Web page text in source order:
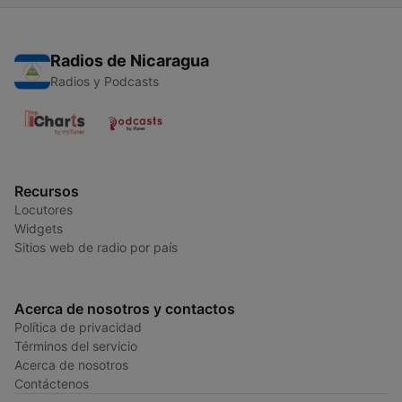
Radios de Nicaragua
Radios y Podcasts
Recursos
Locutores
Widgets
Sitios web de radio por país
Acerca de nosotros y contactos
Política de privacidad
Términos del servicio
Acerca de nosotros
Contáctenos